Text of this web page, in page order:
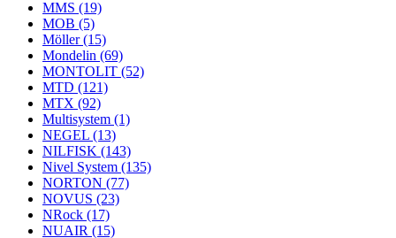
MMS (19)
MOB (5)
Möller(15)
Mondelin (69)
MONTOLIT (52)
MTD (121)
MTX (92)
Multisystem (1)
NEGEL (13)
NILFISK (143)
Nivel System (135)
NORTON (77)
NOVUS (23)
NRock (17)
NUAIR (15)